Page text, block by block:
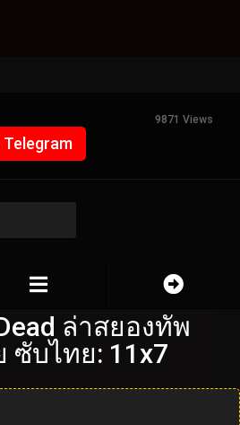
9871 Views
ล่าสยองทัพ
ซับไทย: 11x7